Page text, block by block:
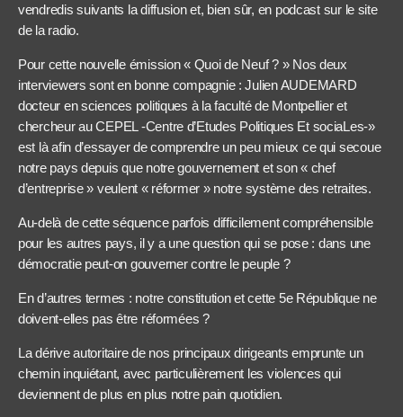
vendredis suivants la diffusion et, bien sûr, en podcast sur le site
de la radio.
Pour cette nouvelle émission « Quoi de Neuf ? » Nos deux
interviewers sont en bonne compagnie : Julien AUDEMARD
docteur en sciences politiques à la faculté de Montpellier et
chercheur au CEPEL -Centre d’Etudes Politiques Et sociaLes-»
est là afin d’essayer de comprendre un peu mieux ce qui secoue
notre pays depuis que notre gouvernement et son « chef
d’entreprise » veulent « réformer » notre système des retraites.
Au-delà de cette séquence parfois difficilement compréhensible
pour les autres pays, il y a une question qui se pose : dans une
démocratie peut-on gouverner contre le peuple ?
En d’autres termes : notre constitution et cette 5e République ne
doivent-elles pas être réformées ?
La dérive autoritaire de nos principaux dirigeants emprunte un
chemin inquiétant, avec particulièrement les violences qui
deviennent de plus en plus notre pain quotidien.